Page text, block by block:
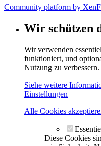
Community platform by
Wir schützen
Wir verwenden
funktioniert, und
Nutzung zu verbessern.
Siehe weitere
Einstellungen
Alle Cookies
Diese Cookies